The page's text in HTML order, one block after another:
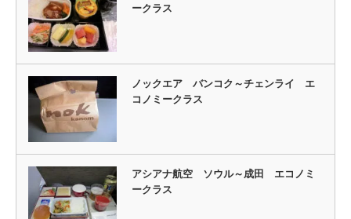
ークラス
ノックエア バンコク～チェンライ エ
コノミークラス
アシアナ航空 ソウル～成田 エコノミ
ークラス